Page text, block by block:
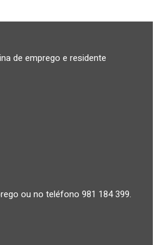
de emprego e residente
ou no teléfono 981 184 399.